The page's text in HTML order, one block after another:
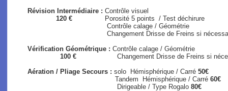
Révision Intermédiaire : Contrôle visuel
120 € Porosité 5 points / Test déchirure
Contrôle calage / Géométrie
Changement Drisse de Freins si nécessaire
Vérification Géométrique : Contrôle calage / Géométrie
100 € Changement Drisse de Freins si
Aération / Pliage Secours : solo Hémisphérique / Carré 50€
Tandem Hémisphérique / Carré 60€
Dirigeable / Type Rogalo 80€